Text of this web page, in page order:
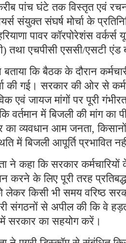
पांच घंटे तक विस्तृत एवं
संयुक्त संघर्ष मोर्चा के
पावर कॉरपोरेशंस वर्कर्स
तथा एचपीसी एससी/एसटी एंड
बताया कि बैठक के दौरान
की गई। सरकार की ओर से
एवं जायज मांगों पर पूरी
वर्तमान में बिजली की मांग
का व्यवधान आम जनता,
में बिजली आपूर्ति प्रभावित
ने कहा कि सरकार
करने के लिए पूरी तरह
लेकर किसी भी समय वरिष्ठ
संगठनों से अपील की कि वे
सरकार का सहयोग करें।